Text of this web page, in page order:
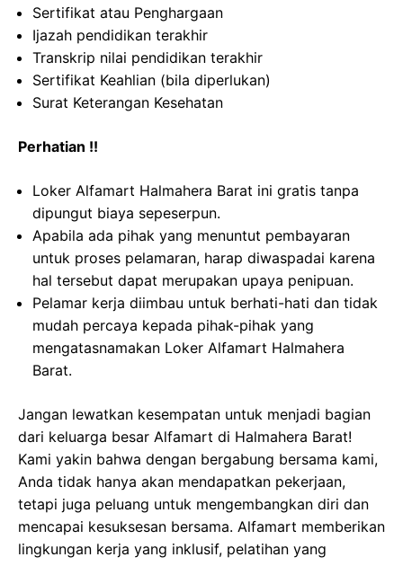
Sertifikat atau Penghargaan
Ijazah pendidikan terakhir
Transkrip nilai pendidikan terakhir
Sertifikat Keahlian (bila diperlukan)
Surat Keterangan Kesehatan
Perhatian !!
Loker Alfamart Halmahera Barat ini gratis tanpa
dipungut biaya sepeserpun.
Apabila ada pihak yang menuntut pembayaran
untuk proses pelamaran, harap diwaspadai karena
hal tersebut dapat merupakan upaya penipuan.
Pelamar kerja diimbau untuk berhati-hati dan tidak
mudah percaya kepada pihak-pihak yang
mengatasnamakan Loker Alfamart Halmahera
Barat.
Jangan lewatkan kesempatan untuk menjadi bagian
dari keluarga besar Alfamart di Halmahera Barat!
Kami yakin bahwa dengan bergabung bersama kami,
Anda tidak hanya akan mendapatkan pekerjaan,
tetapi juga peluang untuk mengembangkan diri dan
mencapai kesuksesan bersama. Alfamart memberikan
lingkungan kerja yang inklusif, pelatihan yang